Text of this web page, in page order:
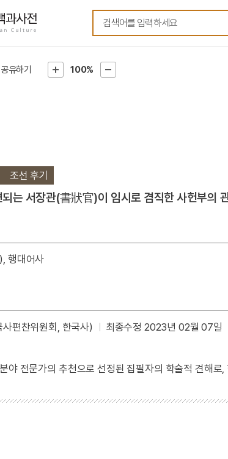
공유하기 100%
조선 후기
는 서장관(書狀官)이 임시로 겸직한 사헌부의
행대어사
사편찬위원회, 한국사) 최종수정 2023년 02월 07일
야 전문가의 추천으로 선정된 집필자의 학술적 견해